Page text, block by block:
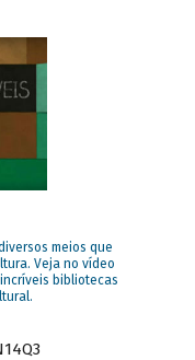
meios que
Veja no vídeo
bibliotecas